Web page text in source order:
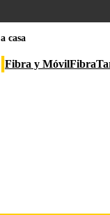
casa
Fibra y MóvilFibra